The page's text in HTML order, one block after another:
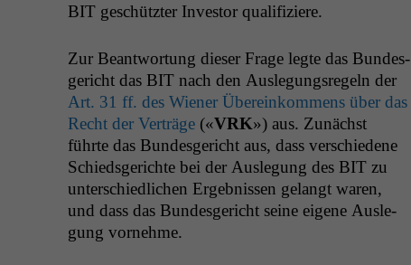
BITgeschützter Investor qualifiziere.
Zur Beant­wor­tung dieser Frage legte das Bun­des­
gericht das BITnach den Ausle­gungsregeln der
Art. 31 ff. des Wiener Übereinkom­mens über das
Recht der Verträge(«VRK») aus. Zunächst
führte das Bun­des­gericht aus, dass ver­schiedene
Schieds­gerichte bei der Ausle­gung des BITzu
unter­schiedlichen Ergeb­nis­sen gelangt waren,
und dass das Bun­des­gericht seine eigene Ausle­
gung vornehme.